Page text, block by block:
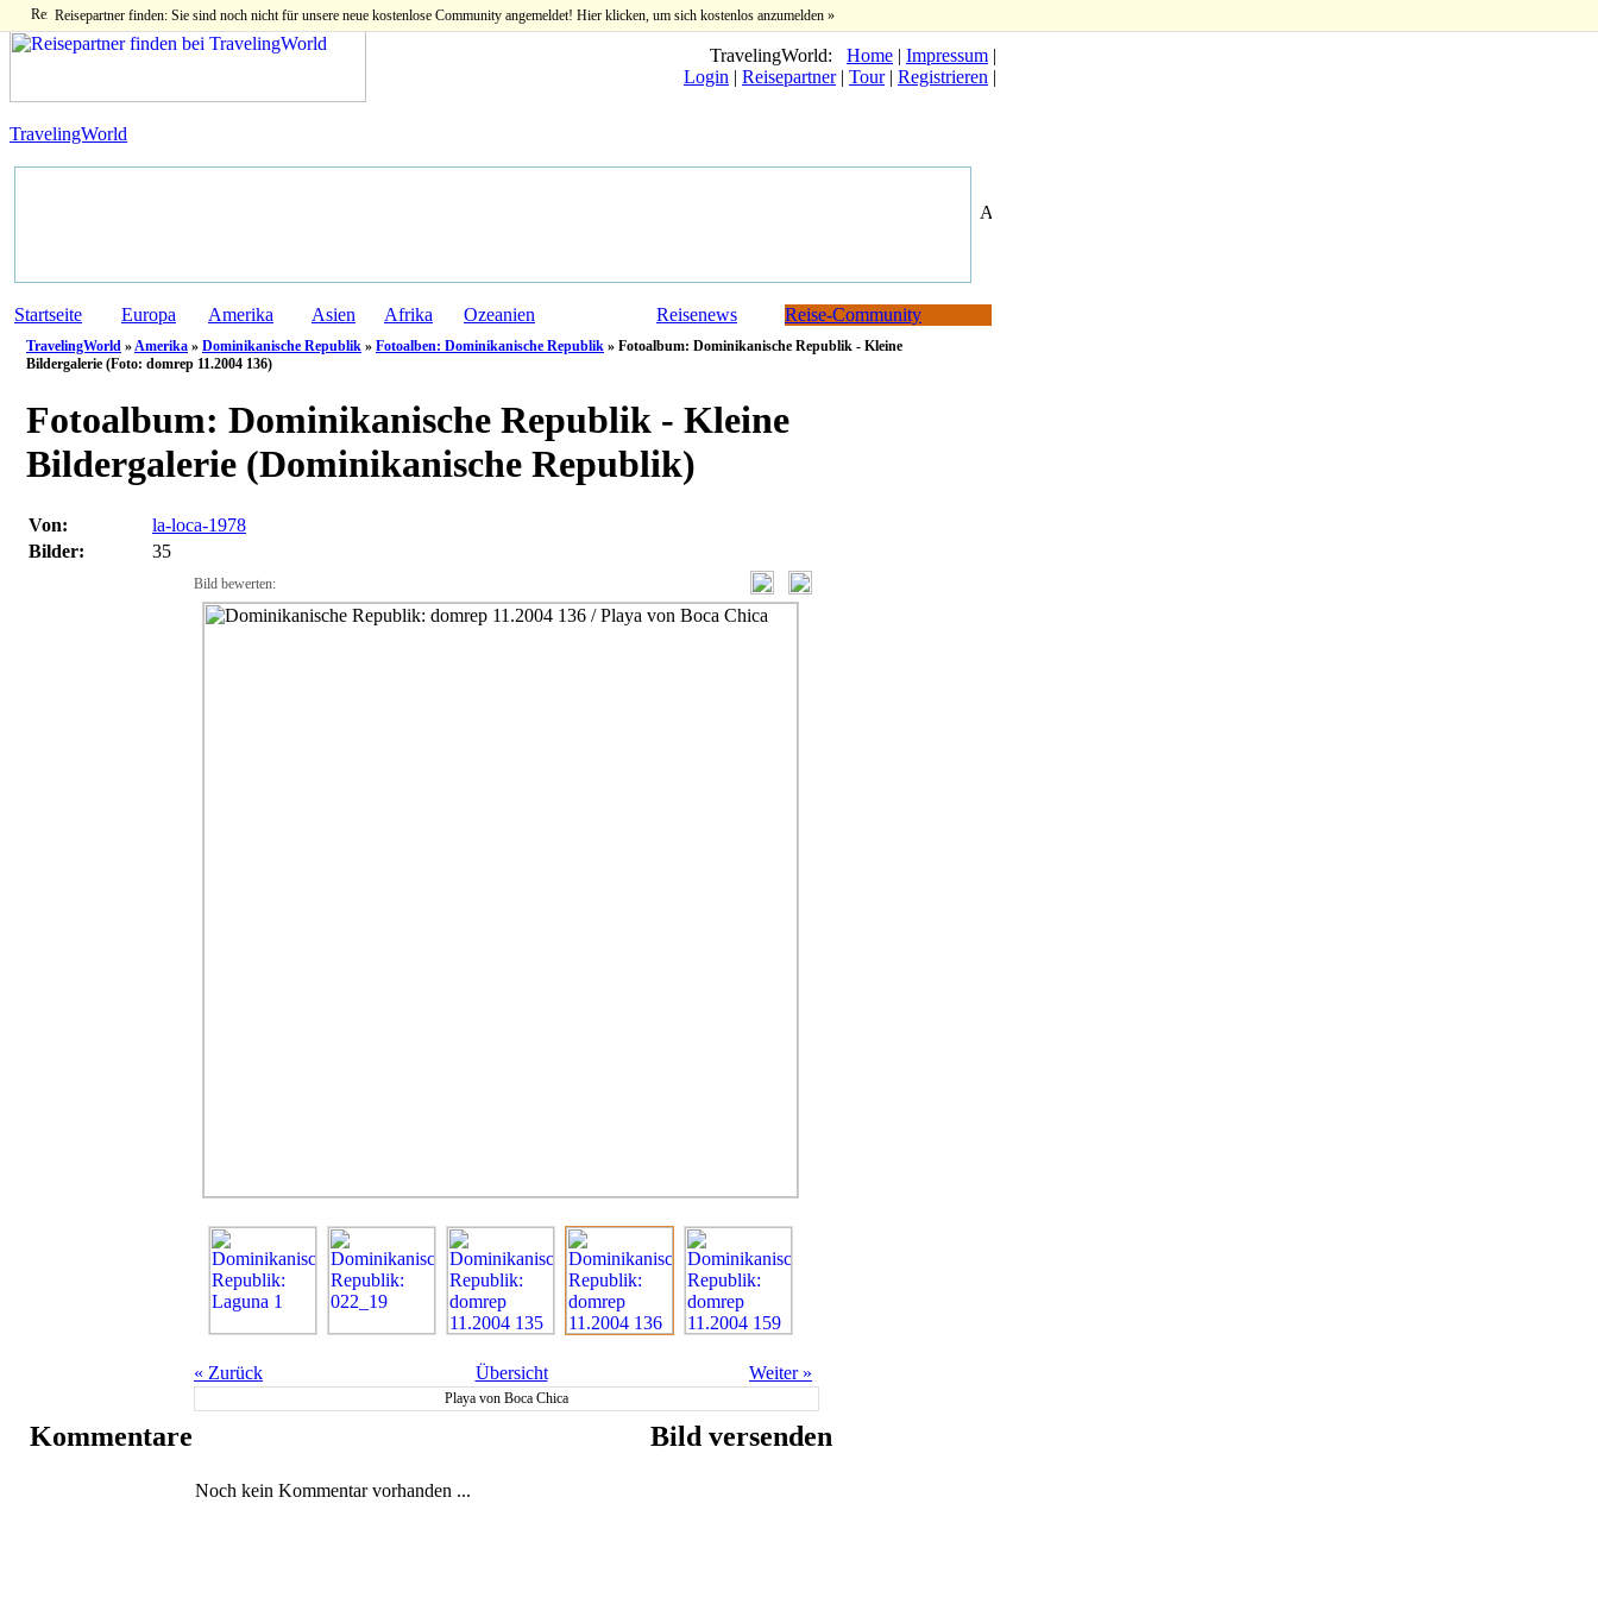
Reisepartner finden: Sie sind noch nicht für unsere neue kostenlose Community angemeldet! Hier klicken, um sich kostenlos anzumelden »
TravelingWorld: Home | Impressum |
Login | Reisepartner| Tour| Registrieren |
TravelingWorld
Startseite Europa Amerika Asien Afrika Ozeanien Reisenews Reise-Community
TravelingWorld »Amerika » Dominikanische Republik » Fotoalben: Dominikanische Republik » Fotoalbum: Dominikanische Republik - Kleine
Bildergalerie (Foto: domrep 11.2004 136)
Fotoalbum: Dominikanische Republik - Kleine
Bildergalerie (Dominikanische Republik)
Von:
la-loca-1978
Bilder:
35
Bild bewerten:
« Zurück Übersicht Weiter »
Playa von Boca Chica
Kommentare
Noch kein Kommentar vorhanden ...
Bild versenden